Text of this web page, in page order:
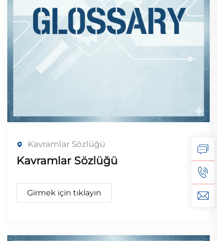
Kavramlar Sözlüğü
Kavramlar Sözlüğü
Girmek için tıklayın